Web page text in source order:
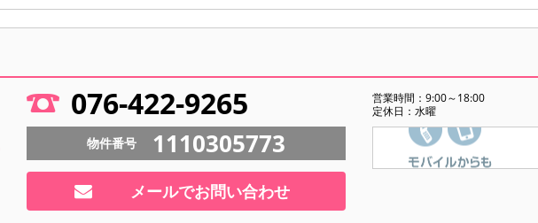
076-422-9265
営業時間：9:00～18:00
定休日：水曜
物件番号 1110305773
メールでお問い合わせ